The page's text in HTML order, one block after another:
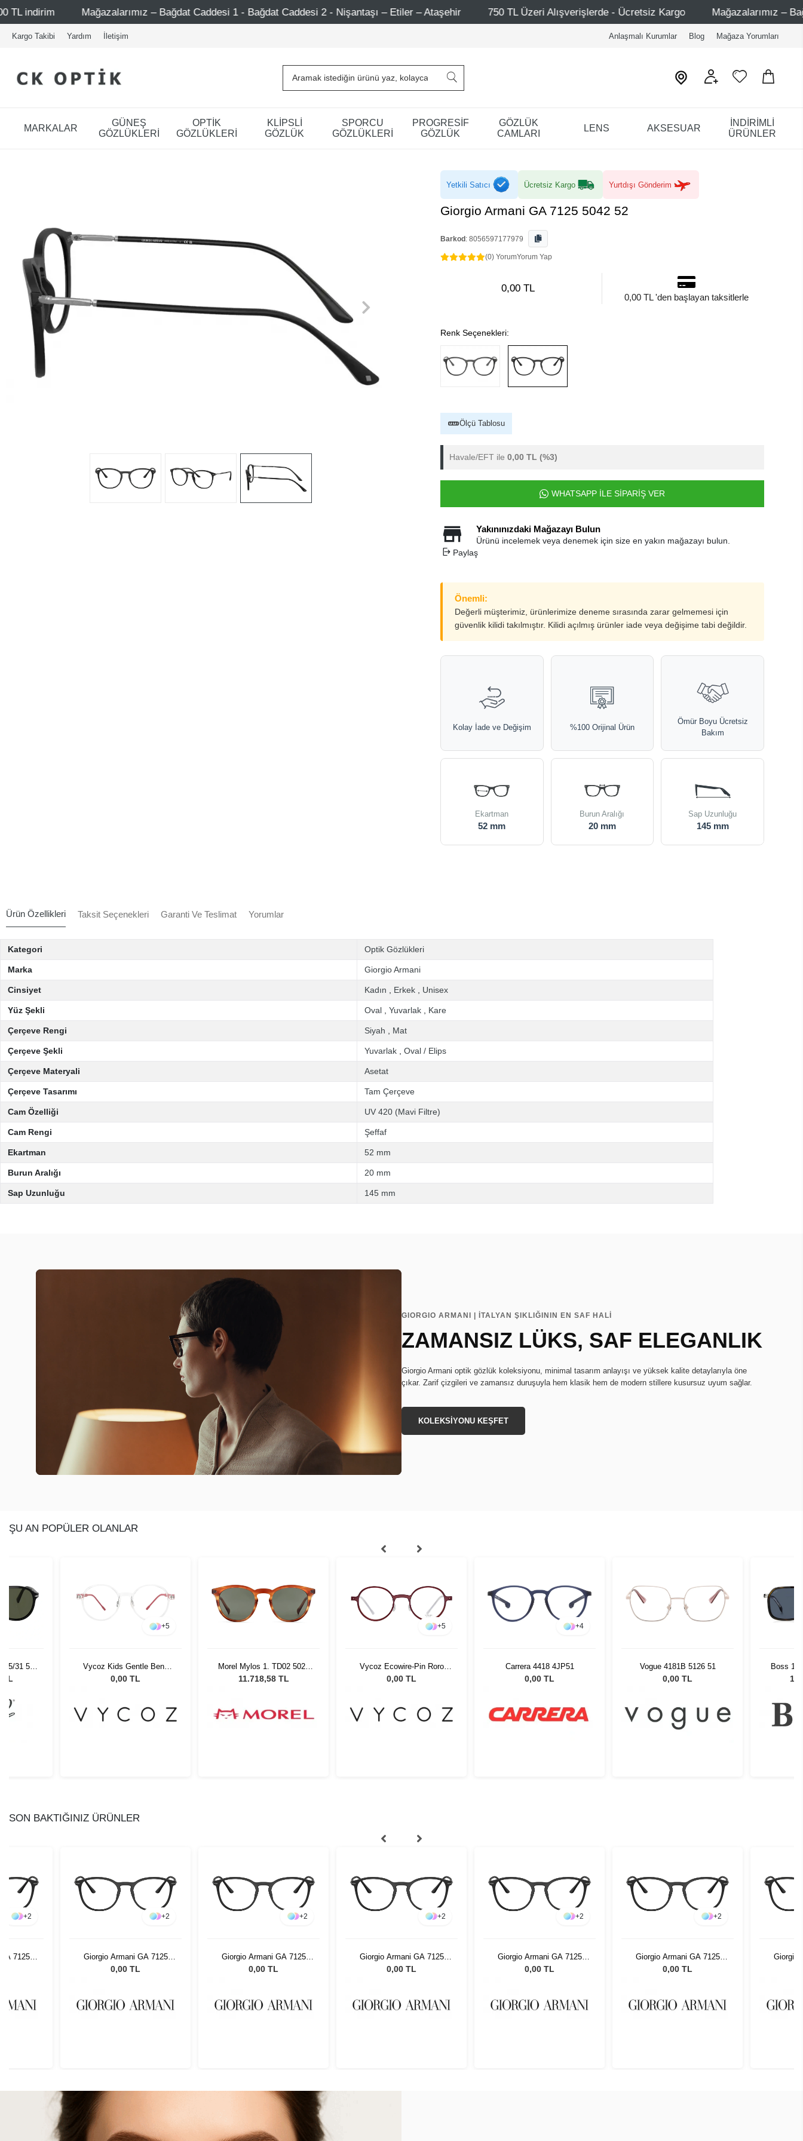
– Bağdat Caddesi 1 - Bağdat Caddesi 2 - Nişantaşı – Etiler – Ataşehir 750 TL Üzeri Alışverişlerde - Ücretsiz Kargo Mağazalarımız – Bağdat Caddesi 1 - Bağdat
Kargo Takibi Yardım İletişim Anlaşmalı Kurumlar Blog Mağaza Yorumları
MARKALAR
GÜNEŞ
GÖZLÜKLERİ
OPTİK
GÖZLÜKLERİ
KLİPSLİ
GÖZLÜK
SPORCU
GÖZLÜKLERİ
PROGRESİF
GÖZLÜK
GÖZLÜK
CAMLARI
LENS AKSESUAR
İNDİRİMLİ
ÜRÜNLER
Yetkili Satıcı Ücretsiz Kargo Yurtdışı Gönderim
Giorgio Armani GA 7125 5042 52
Barkod : 8056597177979
(0) YorumYorum Yap
0,00 TL
0,00 TL 'den başlayan taksitlerle
Renk Seçenekleri:
Ölçü Tablosu
Havale/EFT ile 0,00 TL (%3)
WHATSAPP İLE SİPARİŞ VER
Yakınınızdaki Mağazayı Bulun
Ürünü incelemek veya denemek için size en yakın mağazayı bulun.
Paylaş
Önemli:
Değerli müşterimiz, ürünlerimize deneme sırasında zarar gelmemesi için
güvenlik kilidi takılmıştır. Kilidi açılmış ürünler iade veya değişime tabi değildir.
Kolay İade ve Değişim %100 Orijinal Ürün
Ömür Boyu Ücretsiz
Bakım
Ekartman
52 mm
Burun Aralığı
20 mm
Sap Uzunluğu
145 mm
Ürün Özellikleri Taksit Seçenekleri Garanti Ve Teslimat Yorumlar
Kategori Optik Gözlükleri
Marka Giorgio Armani
Cinsiyet Kadın Erkek Unisex
Yüz Şekli Oval Yuvarlak Kare
Çerçeve Rengi Siyah Mat
Çerçeve Şekli Yuvarlak Oval / Elips
Çerçeve Materyali Asetat
Çerçeve Tasarımı Tam Çerçeve
Cam Özelliği UV 420 (Mavi Filtre)
Cam Rengi Şeffaf
Ekartman 52 mm
Burun Aralığı 20 mm
Sap Uzunluğu 145 mm
GIORGIO ARMANI | İTALYAN ŞIKLIĞININ EN SAF HALİ
ZAMANSIZ LÜKS, SAF ELEGANLIK
Giorgio Armani optik gözlük koleksiyonu, minimal tasarım anlayışı ve yüksek kalite detaylarıyla öne
çıkar. Zarif çizgileri ve zamansız duruşuyla hem klasik hem de modern stillere kusursuz uyum sağlar.
KOLEKSİYONU KEŞFET
ŞU AN POPÜLER OLANLAR
95/31 55
TL
+5
Vycoz Kids Gentle Benn
CRT 46-17 135
0,00 TL
Morel Mylos 1. TD02 5021
Unisex Güneş Gözlüğü
11.718,58 TL
+5
Vycoz Ecowire-Pin Roro
RED 46-22 51526
0,00 TL
+4
Carrera 4418 4JP51
0,00 TL
Vogue 4181B 5126 51
0,00 TL
Boss
SON BAKTIĞINIZ ÜRÜNLER
+2
7125
+2
Giorgio Armani GA 7125
5042 52
0,00 TL
+2
Giorgio Armani GA 7125
5042 52
0,00 TL
+2
Giorgio Armani GA 7125
5042 52
0,00 TL
+2
Giorgio Armani GA 7125
5042 52
0,00 TL
+2
Giorgio Armani GA 7125
5042 52
0,00 TL
Giorgio